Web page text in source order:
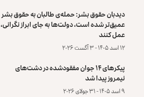
دیدبان حقوق بشر: حمله‌ی طالبان به حقوق بشر
عمیق‌تر شده است، دولت‌ها به جای ابراز نگرانی،
عمل کنند
۱۲ اسد ۱۴۰۵ - ۳ آگست ۲۰۲۶
پیکرهای ۱۴ جوان مفقودشده در دشت‌های
نیمروز پیدا شد
۹ اسد ۱۴۰۵ - ۳۱ جولای ۲۰۲۶